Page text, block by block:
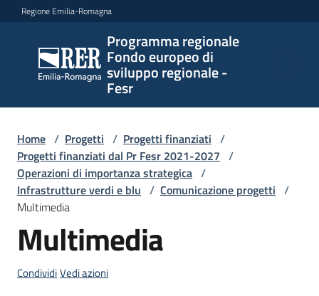
Vai al contenuto
Vai alla navigazione
Vai al footer
Regione Emilia-Romagna
Programma regionale
Fondo europeo di
sviluppo regionale -
Fesr
Programma
regionale
Fondo
europeo di
regionale -
Fesr
Programmi
Home / Progetti / Progetti finanziati /
Progetti finanziati dal Pr Fesr 2021-2027 /
Operazioni di importanza strategica /
Infrastrutture verdi e blu / Comunicazione progetti /
Multimedia
Multimedia
CondividiVedi azioni